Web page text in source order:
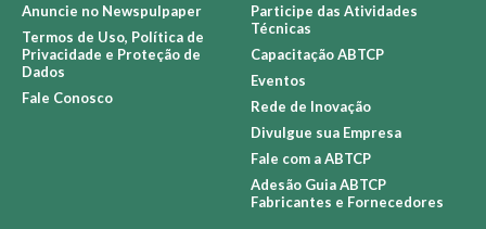
Anuncie no Newspulpaper
Termos de Uso, Política de
Privacidade e Proteção de
Dados
Fale Conosco
Participe das Atividades
Técnicas
Capacitação ABTCP
Eventos
Rede de Inovação
Divulgue sua Empresa
Fale com a ABTCP
Adesão Guia ABTCP
Fabricantes e Fornecedores